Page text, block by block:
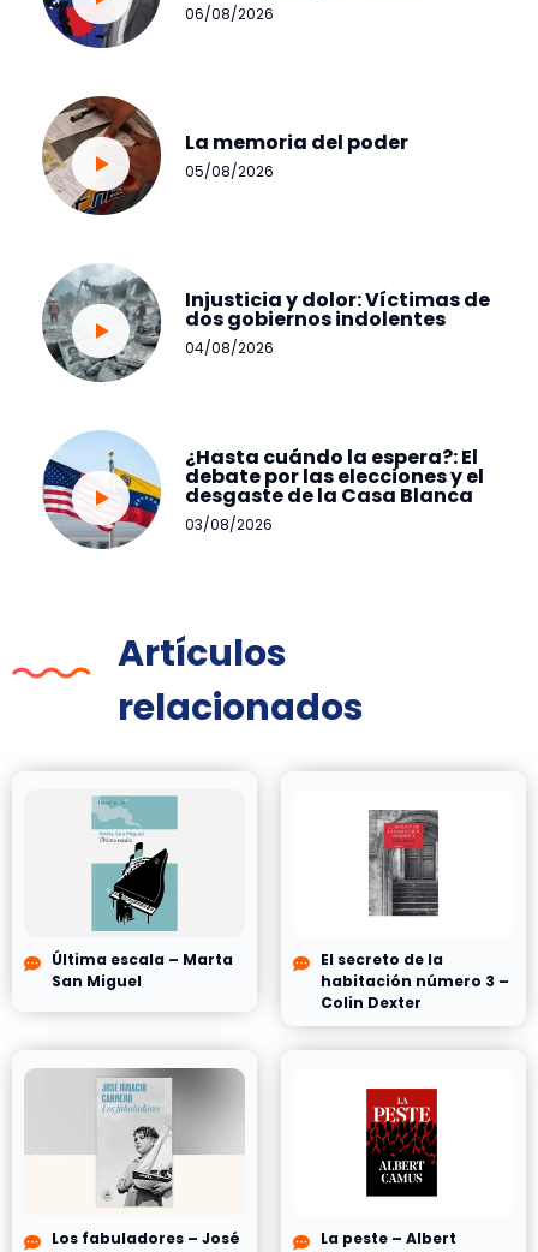
06/08/2026
La memoria del poder
05/08/2026
Injusticia y dolor: Víctimas de
dos gobiernos indolentes
04/08/2026
¿Hasta cuándo la espera?: El
debate por las elecciones y el
desgaste de la Casa Blanca
03/08/2026
Artículos
relacionados
Última escala – Marta
San Miguel
El secreto de la
habitación número 3 –
Colin Dexter
Los fabuladores – José
La peste – Albert